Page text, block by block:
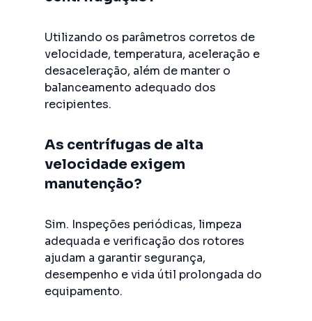
Utilizando os parâmetros corretos de
velocidade, temperatura, aceleração e
desaceleração, além de manter o
balanceamento adequado dos
recipientes.
As centrífugas de alta
velocidade exigem
manutenção?
Sim. Inspeções periódicas, limpeza
adequada e verificação dos rotores
ajudam a garantir segurança,
desempenho e vida útil prolongada do
equipamento.